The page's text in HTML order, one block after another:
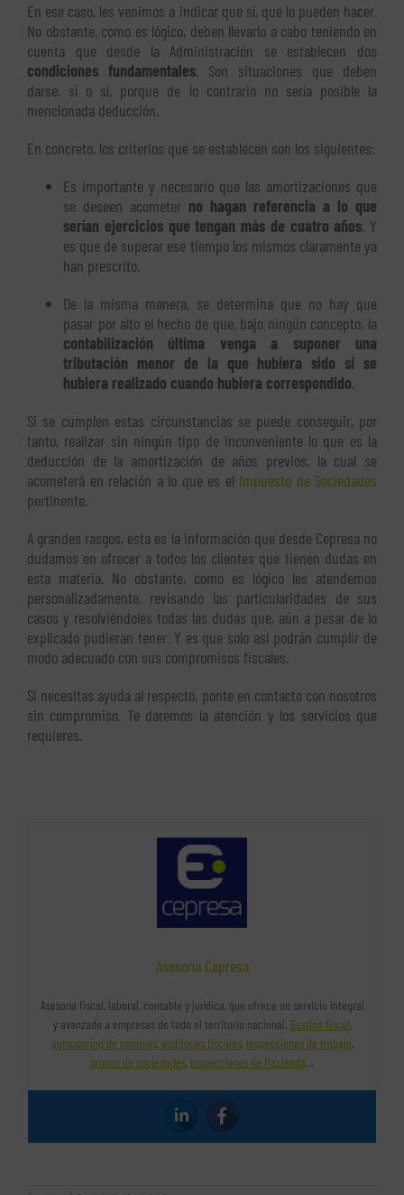
En ese caso, les venimos a indicar que sí, que lo pueden hacer.
No obstante, como es lógico, deben llevarlo a cabo teniendo en
cuenta que desde la Administración se establecen dos
condiciones fundamentales. Son situaciones que deben
darse, sí o sí, porque de lo contrario no sería posible la
mencionada deducción.
En concreto, los criterios que se establecen son los siguientes:
Es importante y necesario que las amortizaciones que
se deseen acometer no hagan referencia a lo que
serían ejercicios que tengan más de cuatro años. Y
es que de superar ese tiempo los mismos claramente ya
han prescrito.
De la misma manera, se determina que no hay que
pasar por alto el hecho de que, bajo ningún concepto, la
contabilización última venga a suponer una
tributación menor de la que hubiera sido si se
hubiera realizado cuando hubiera correspondido.
Si se cumplen estas circunstancias se puede conseguir, por
tanto, realizar sin ningún tipo de inconveniente lo que es la
deducción de la amortización de años previos, la cual se
acometerá en relación a lo que es el Impuesto de Sociedades
pertinente.
A grandes rasgos, esta es la información que desde Cepresa no
dudamos en ofrecer a todos los clientes que tienen dudas en
esta materia. No obstante, como es lógico les atendemos
personalizadamente, revisando las particularidades de sus
casos y resolviéndoles todas las dudas que, aún a pesar de lo
explicado pudieran tener. Y es que solo así podrán cumplir de
modo adecuado con sus compromisos fiscales.
Si necesitas ayuda al respecto, ponte en contacto con nosotros
sin compromiso. Te daremos la atención y los servicios que
requieres.
Asesoría Cepresa
Asesoría fiscal, laboral, contable y jurídica, que ofrece un servicio integral
y avanzado a empresas de todo el territorio nacional. Gestión fiscal,
outsourcing de nóminas,auditorías fiscales, inspecciones de trabajo,
grupos de sociedades, inspecciones de Hacienda…